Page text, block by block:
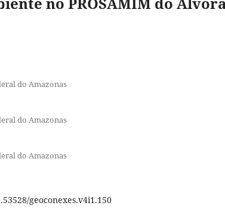
do Amazonas
do Amazonas
do Amazonas
geoconexes.v4i1.150